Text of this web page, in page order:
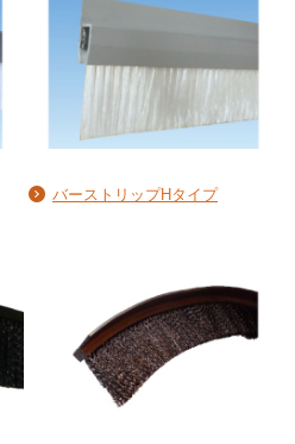
バーストリップHタイプ